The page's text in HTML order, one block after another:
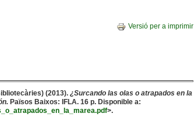
Versió per a imprimir
(2013). ¿Surcando las olas o atrapados en la
Països Baixos: IFLA. 16 p. Disponible a:
>.